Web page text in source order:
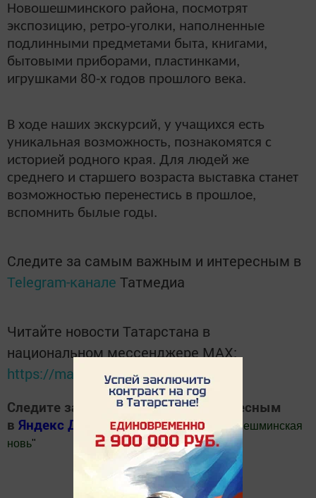
Новошешминского района, посмотрят
экспозицию, ретро-уголки, наполненные
подлинными предметами быта, книгами,
бытовыми приборами, пластинками,
игрушками 80-х годов прошлого века.
В ходе наших экскурсий, у учащихся есть
уникальная возможность, познакомятся с
историей родного края. Для людей же
среднего и старшего возраста выставка станет
возможностью перенестись в прошлое,
вспомнить былые годы.
Следите за самым важным и интересным в
Telegram-канале Татмедиа
Читайте новости Татарстана в
национальном мессенджере MАХ:
https://max.ru/tatmedia
Следите за самым важным и интересным
в Яндекс Дзен иТелеграм канале
Шешминская
новь"
Добавить Шешминскую новь в Яндекс.Новости